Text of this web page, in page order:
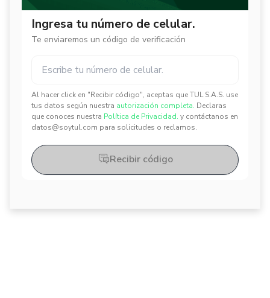
Ingresa tu número de celular.
Te enviaremos un código de verificación
Al hacer click en "Recibir código", aceptas que TUL S.A.S. use
tus datos según nuestra autorización completa. Declaras
que conoces nuestra Política de Privacidad. y contáctanos en
datos@soytul.com para solicitudes o reclamos.
✕
✕
Recibir código